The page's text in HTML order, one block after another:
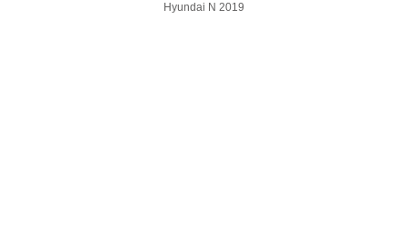
Hyundai N 2019